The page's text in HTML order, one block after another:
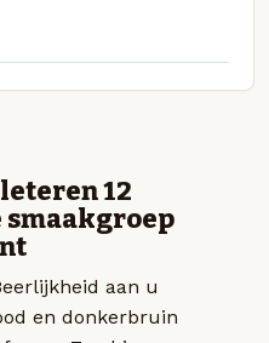
12
smaakgroep
aan u
en donkerbruin